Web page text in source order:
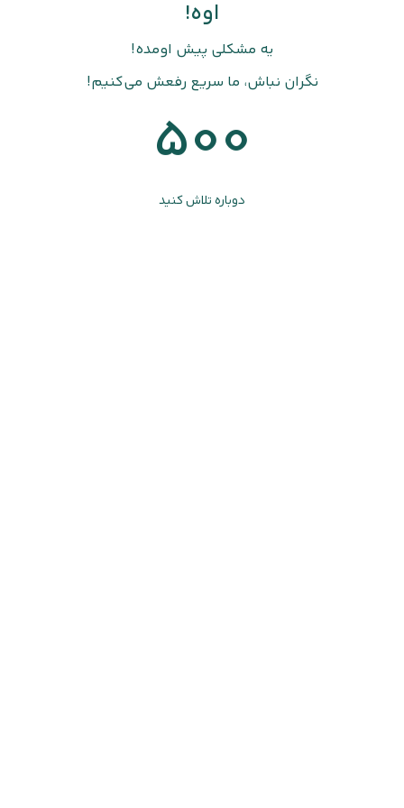
اوه!
یه مشکلی پیش اومده!
نگران نباش، ما سریع رفعش می‌کنیم!
500
دوباره تلاش کنید